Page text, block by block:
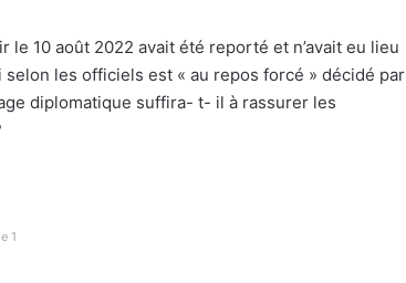
10 août 2022 avait été reporté et n’avait eu lieu
selon les officiels est « au repos forcé » décidé par
diplomatique suffira- t- il à rassurer les
1